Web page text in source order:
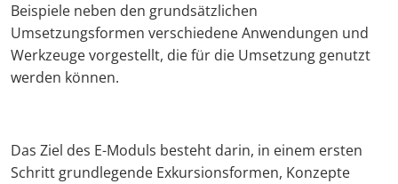
Beispiele neben den grundsätzlichen
Umsetzungsformen verschiedene Anwendungen und
Werkzeuge vorgestellt, die für die Umsetzung genutzt
werden können.
Das Ziel des E-Moduls besteht darin, in einem ersten
Schritt grundlegende Exkursionsformen, Konzepte